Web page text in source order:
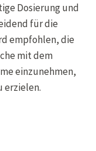
Dosierung und
für die
empfohlen, die
mit dem
einzunehmen,
erzielen.